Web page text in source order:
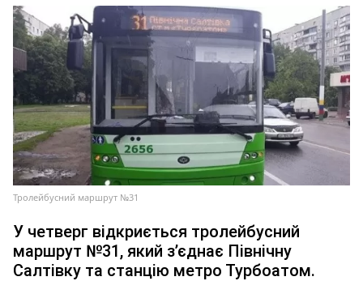
Тролейбусний маршрут №31
У четверг відкриється тролейбусний
маршрут №31, який з’єднає Північну
Салтівку та станцію метро Турбоатом.